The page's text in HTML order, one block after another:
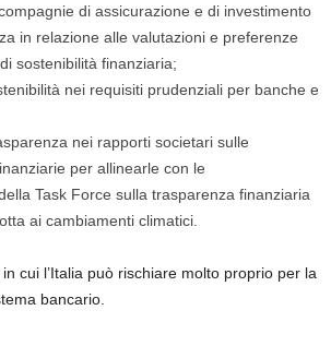
di assicurazione e di investimento
in relazione alle valutazioni e preferenze
sostenibilità finanziaria;
nei requisiti prudenziali per banche e
nei rapporti societari sulle
per allinearle con le
Task Force sulla trasparenza finanziaria
ai cambiamenti climatici.
cui l’Italia può rischiare molto proprio per la
bancario.